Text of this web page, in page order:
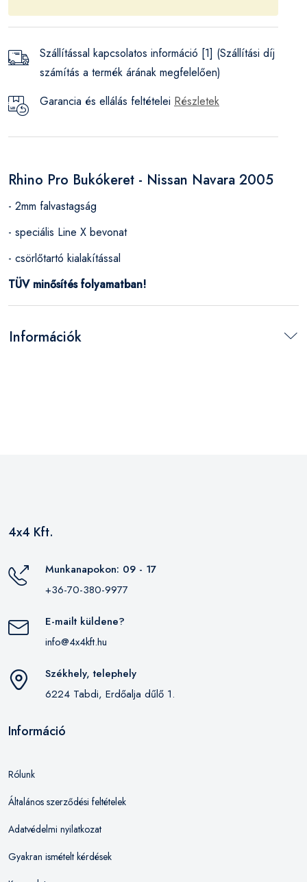
Szállítással kapcsolatos információ [1] (Szállítási díj
számítás a termék árának megfelelően)
Garancia és ellálás feltételei Részletek
Rhino Pro Bukókeret - Nissan Navara 2005
- 2mm falvastagság
- speciális Line X bevonat
- csörlőtartó kialakítással
TÜV minősítés folyamatban!
Információk
4x4 Kft.
Munkanapokon: 09 - 17
+36-70-380-9977
E-mailt küldene?
info@4x4kft.hu
Székhely, telephely
6224 Tabdi, Erdőalja dűlő 1.
Információ
Rólunk
Általános szerződési feltételek
Adatvédelmi nyilatkozat
Gyakran ismételt kérdések